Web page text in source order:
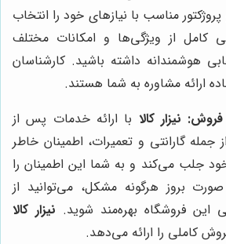
مناسب با نیازهای خود را انتخاب
کامل از ویژگی‌ها و امکانات مختلف
هوشمندانه داشته باشید. کارشناسان
ارائه مشاوره به شما هستند.
نیزار کالا با ارائه خدمات پس از
گارانتی و تعمیرات، اطمینان خاطر
جلب می‌کند و به شما این اطمینان را
بروز هرگونه مشکل، می‌توانید از
این فروشگاه بهره‌مند شوید. نیزار کالا
کاملی را ارائه می‌دهد.